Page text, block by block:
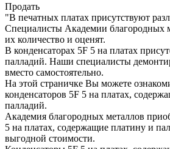
Продать
"В печатных платах присутствуют
Специалисты Академии благородных
их количество и оценят.
В конденсаторах 5F 5 на платах
палладий. Наши специалисты
вместо самостоятельно.
На этой страничке Вы можете
конденсаторов 5F 5 на платах,
палладий.
Академия благородных металлов
5 на платах, содержащие платину и
выгодной стоимости.